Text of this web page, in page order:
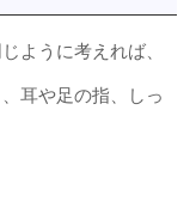
ように考えれば、
耳や足の指、しっ